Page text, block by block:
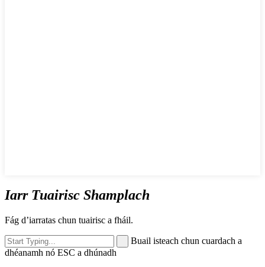
Iarr Tuairisc Shamplach
Fág d’iarratas chun tuairisc a fháil.
Buail isteach chun cuardach a
dhéanamh nó ESC a dhúnadh